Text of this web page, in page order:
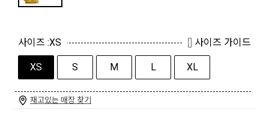
사이즈 :XS 사이즈 가이드
XS S M L XL
재고있는 매장 찾기